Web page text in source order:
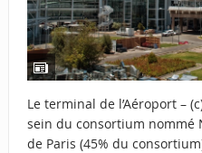
Le terminal de l’Aéroport –
sein du consortium nommé
de Paris (45% du